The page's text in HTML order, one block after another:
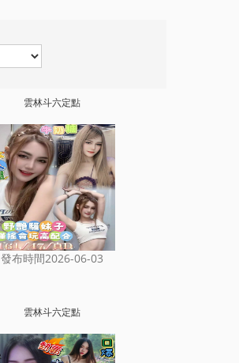
雲林斗六定點
發布時間2026-06-03
雲林斗六定點